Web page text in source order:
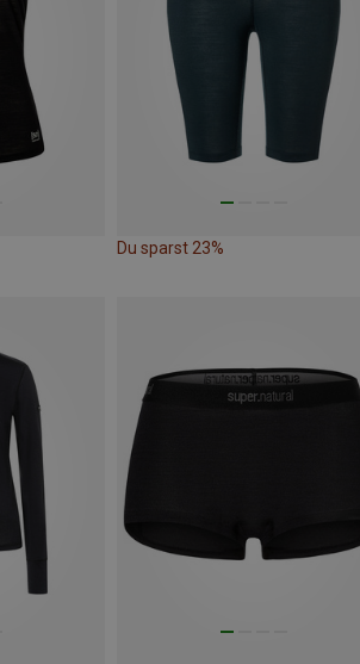
Du sparst 23%